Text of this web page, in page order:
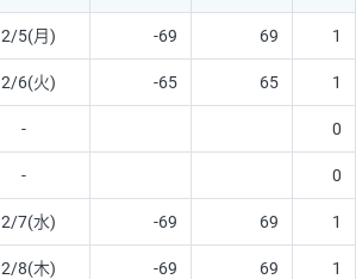
5(月) -69 69 1
6(火) -65 65 1
- 0
- 0
7(水) -69 69 1
8(木) -69 69 1